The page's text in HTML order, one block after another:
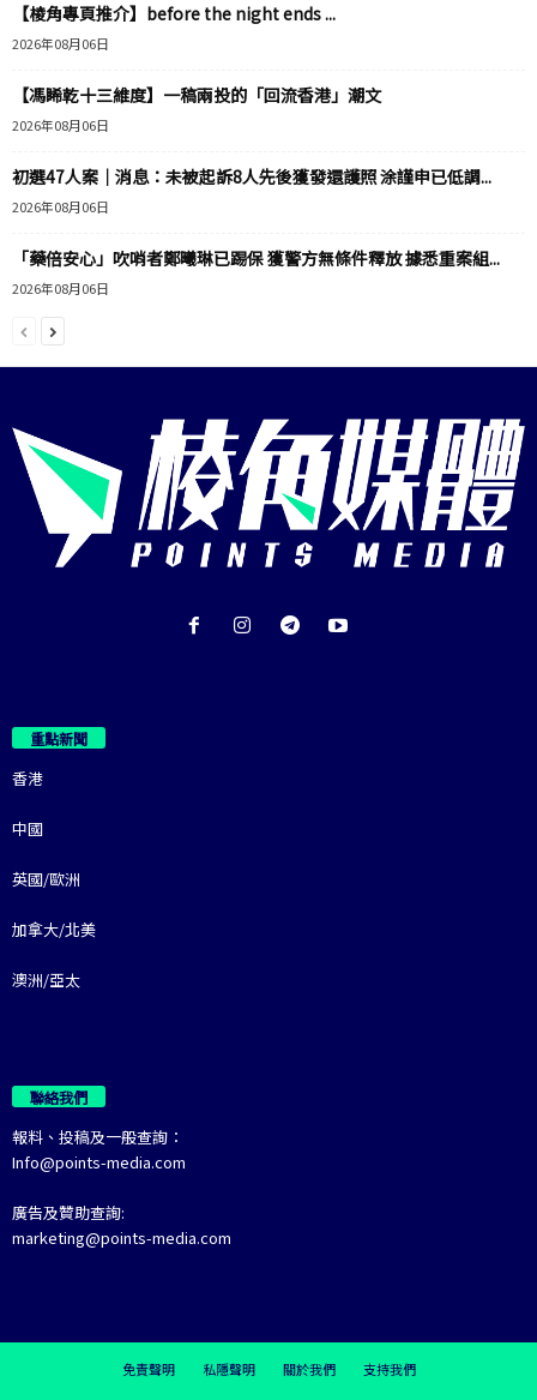
【棱角專頁推介】before the night ends ...
2026年08月06日
【馮睎乾十三維度】一稿兩投的「回流香港」潮文
2026年08月06日
初選47人案｜消息：未被起訴8人先後獲發還護照 涂謹申已低調...
2026年08月06日
「藥倍安心」吹哨者鄭曦琳已踢保 獲警方無條件釋放 據悉重案組...
2026年08月06日
重點新聞
香港
中國
英國/歐洲
加拿大/北美
澳洲/亞太
聯絡我們
報料、投稿及一般查詢：
Info@points-media.com
廣告及贊助查詢:
marketing@points-media.com
免責聲明 私隱聲明 關於我們 支持我們